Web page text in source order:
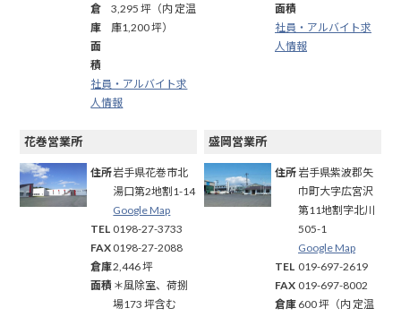
倉
庫
面
積
3,295 坪（内 定温
庫1,200 坪）
社員・アルバイト求
人情報
面積
社員・アルバイト求
人情報
花巻営業所
住所岩手県花巻市北
湯口第2地割1-14
Google Map
TEL 0198-27-3733
FAX 0198-27-2088
倉庫
面積
2,446 坪
＊風除室、荷捌
場173 坪含む
盛岡営業所
住所 岩手県紫波郡矢
巾町大字広宮沢
第11地割字北川
505-1
Google Map
TEL 019-697-2619
FAX 019-697-8002
倉庫 600 坪（内 定温